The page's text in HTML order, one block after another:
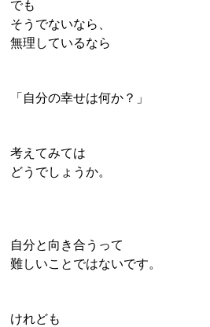
でも
そうでないなら、
無理しているなら
「自分の幸せは何か？」
考えてみては
どうでしょうか。
自分と向き合うって
難しいことではないです。
けれども